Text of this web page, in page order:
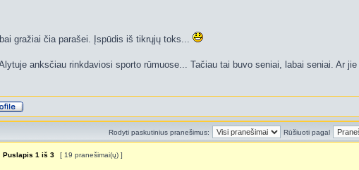
gražiai čia parašei. Įspūdis iš tikrųjų toks...
anksčiau rinkdaviosi sporto rūmuose... Tačiau tai buvo seniai, labai seniai. Ar
Rodyti paskutinius pranešimus: Rūšiuoti pagal
Puslapis 1 iš 3 [ 19 pranešimai(ų) ]